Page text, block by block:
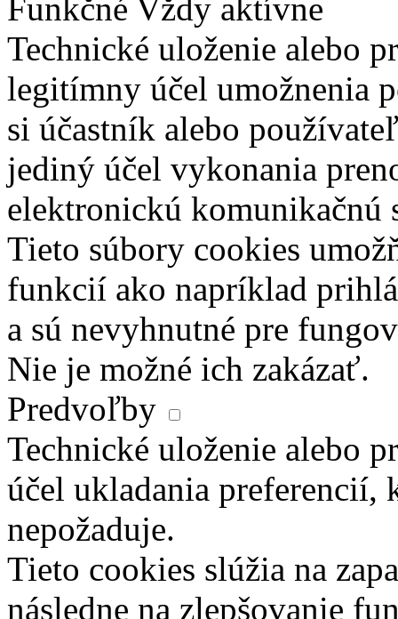
Funkčné Vždy aktívne
Technické uloženie alebo
legitímny účel umožnenia
si účastník alebo
jediný účel vykonania
elektronickú komunikačnú
Tieto súbory cookies
funkcií ako napríklad
a sú nevyhnutné pre
Nie je možné ich zakázať.
Predvoľby
Technické uloženie alebo
účel ukladania preferencií,
nepožaduje.
Tieto cookies slúžia na
následne na zlepšovanie